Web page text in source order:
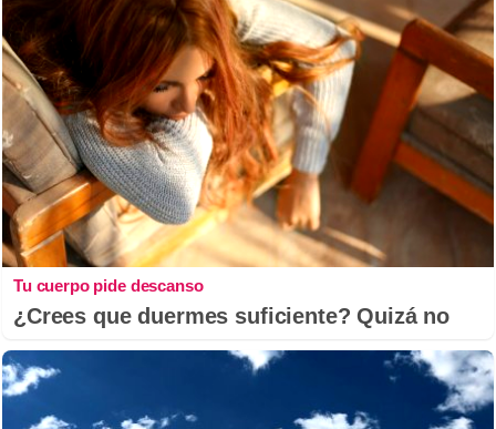
Tu cuerpo pide descanso
¿Crees que duermes suficiente? Quizá no